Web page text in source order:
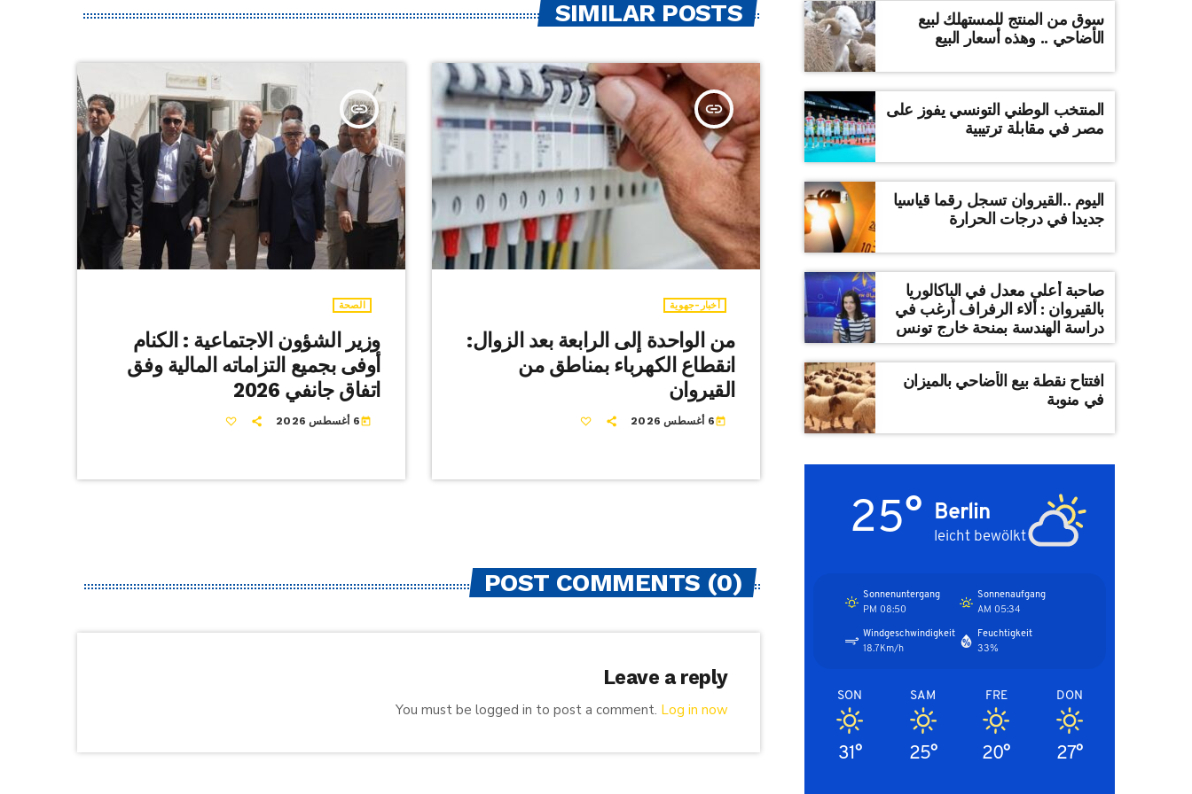
SIMILAR POSTS
insert_link
الصحة
وزير الشؤون الاجتماعية : الكنام
أوفى بجميع التزاماته المالية وفق
اتفاق جانفي 2026
today 6 أغسطس 2026
insert_link
أخبار-جهوية
من الواحدة إلى الرابعة بعد الزوال:
انقطاع الكهرباء بمناطق من
القيروان
today 6 أغسطس 2026
POST COMMENTS (0)
Leave a reply
You must be logged in to post a comment. Log in now
سوق من المنتج للمستهلك لبيع
الأضاحي .. وهذه أسعار البيع
المنتخب الوطني التونسي يفوز على
مصر في مقابلة ترتيبية
اليوم ..القيروان تسجل رقما قياسيا
جديدا في درجات الحرارة
صاحبة أعلى معدل في الباكالوريا
بالقيروان : ألاء الرفراف أرغب في
دراسة الهندسة بمنحة خارج تونس
افتتاح نقطة بيع الأضاحي بالميزان
في منوبة
Berlin
leicht bewölkt
25°
Sonnenaufgang
05:34 AM
Sonnenuntergang
08:50 PM
Feuchtigkeit
33%
Windgeschwindigkeit
18.7Km/h
DON
27°
FRE
20°
SAM
25°
SON
31°